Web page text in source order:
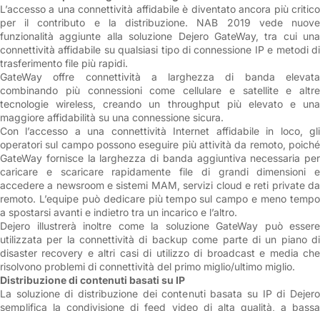
L’accesso a una connettività affidabile è diventato ancora più critico
per il contributo e la distribuzione. NAB 2019 vede nuove
funzionalità aggiunte alla soluzione Dejero GateWay, tra cui una
connettività affidabile su qualsiasi tipo di connessione IP e metodi di
trasferimento file più rapidi.
GateWay offre connettività a larghezza di banda elevata
combinando più connessioni come cellulare e satellite e altre
tecnologie wireless, creando un throughput più elevato e una
maggiore affidabilità su una connessione sicura.
Con l’accesso a una connettività Internet affidabile in loco, gli
operatori sul campo possono eseguire più attività da remoto, poiché
GateWay fornisce la larghezza di banda aggiuntiva necessaria per
caricare e scaricare rapidamente file di grandi dimensioni e
accedere a newsroom e sistemi MAM, servizi cloud e reti private da
remoto. L’equipe può dedicare più tempo sul campo e meno tempo
a spostarsi avanti e indietro tra un incarico e l’altro.
Dejero illustrerà inoltre come la soluzione GateWay può essere
utilizzata per la connettività di backup come parte di un piano di
disaster recovery e altri casi di utilizzo di broadcast e media che
risolvono problemi di connettività del primo miglio/ultimo miglio.
Distribuzione di contenuti basati su IP
La soluzione di distribuzione dei contenuti basata su IP di Dejero
semplifica la condivisione di feed video di alta qualità, a bassa